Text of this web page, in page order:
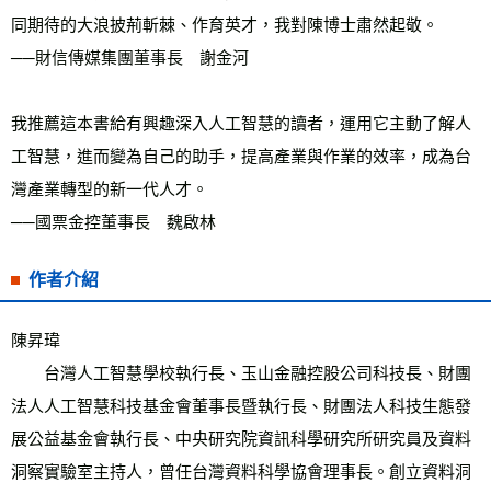
同期待的大浪披荊斬棘、作育英才，我對陳博士肅然起敬。
──財信傳媒集團董事長　謝金河
我推薦這本書給有興趣深入人工智慧的讀者，運用它主動了解人
工智慧，進而變為自己的助手，提高產業與作業的效率，成為台
灣產業轉型的新一代人才。
──國票金控董事長　魏啟林
作者介紹
陳昇瑋
台灣人工智慧學校執行長、玉山金融控股公司科技長、財團
法人人工智慧科技基金會董事長暨執行長、財團法人科技生態發
展公益基金會執行長、中央研究院資訊科學研究所研究員及資料
洞察實驗室主持人，曾任台灣資料科學協會理事長。創立資料洞